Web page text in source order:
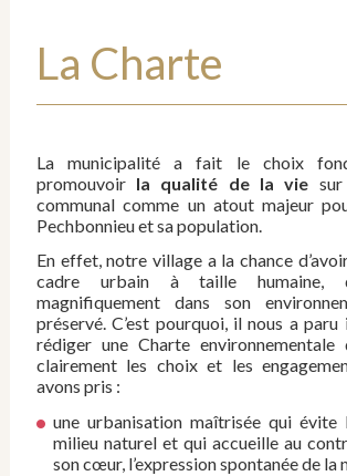
La Charte
La municipalité a fait le choix
promouvoir la qualité de la vie
communal comme un atout majeur
Pechbonnieu et sa population.
En effet, notre village a la chance
cadre urbain à taille humaine,
magnifiquement dans son
préservé. C’est pourquoi, il nous a
rédiger une Charte environnementale
clairement les choix et les
avons pris :
une urbanisation maîtrisée qui évite
milieu naturel et qui accueille au
son cœur, l’expression spontanée de la